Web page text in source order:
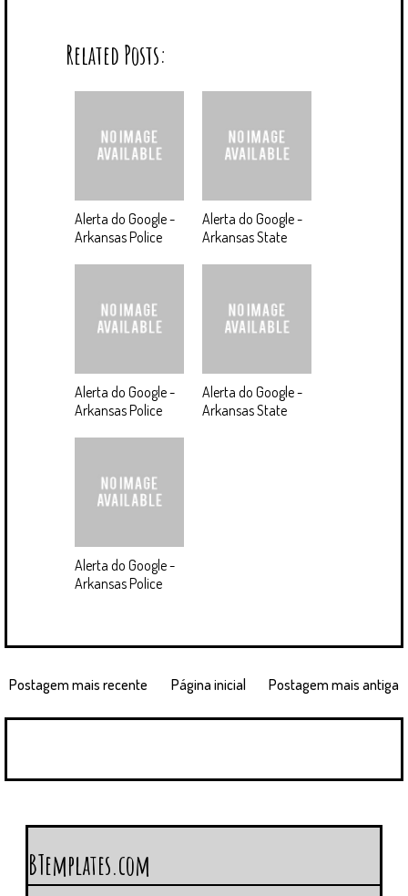
Related Posts:
Alerta do Google -
Arkansas Police
Alerta do Google -
Arkansas State
Alerta do Google -
Arkansas Police
Alerta do Google -
Arkansas State
Alerta do Google -
Arkansas Police
Postagem mais recente Postagem mais antiga
Página inicial
BTemplates.com